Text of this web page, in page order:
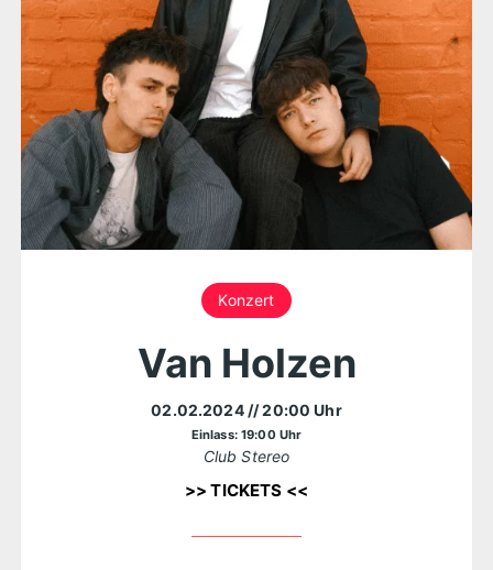
Konzert
Van Holzen
02.02.2024 // 20:00 Uhr
Einlass: 19:00 Uhr
Club Stereo
>> TICKETS <<